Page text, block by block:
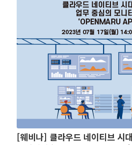
[웨비나] 클라우드 네이티브 시